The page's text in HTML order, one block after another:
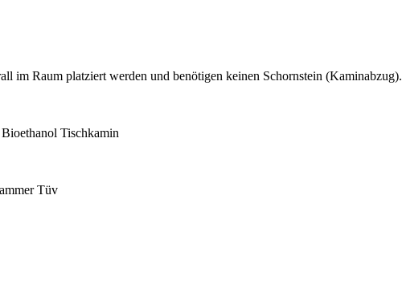
im Raum platziert werden und benötigen keinen Schornstein (Kaminabzug).